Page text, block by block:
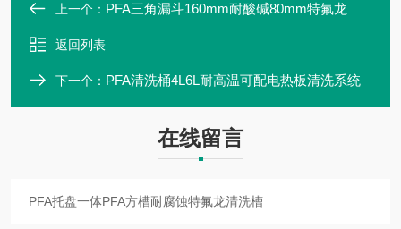
上一个： PFA三角漏斗160mm耐酸碱80mm特氟龙漏斗
返回列表
下一个： PFA清洗桶4L6L耐高温可配电热板清洗系统
在线留言